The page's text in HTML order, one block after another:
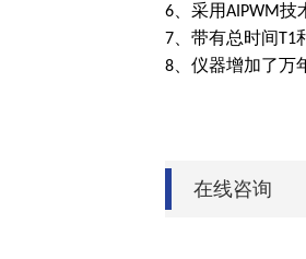
6 、采用AIPWM技
7 、带有总时间T1
8 、仪器增加了
在线咨询